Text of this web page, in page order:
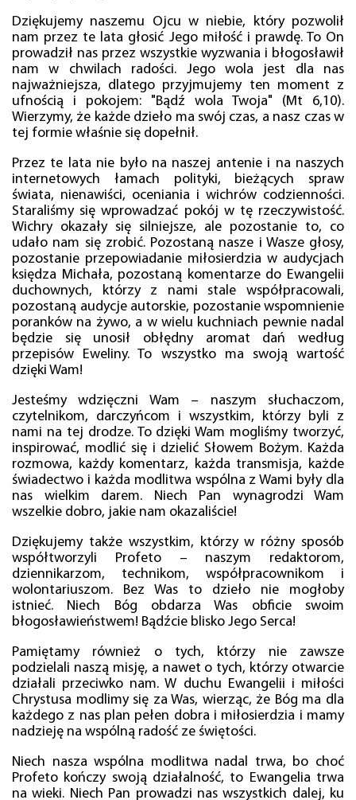
Dziękujemy naszemu Ojcu w niebie, który pozwolił
nam przez te lata głosić Jego miłość i prawdę. To On
prowadził nas przez wszystkie wyzwania i błogosławił
nam w chwilach radości. Jego wola jest dla nas
najważniejsza, dlatego przyjmujemy ten moment z
ufnością i pokojem: "Bądź wola Twoja" (Mt 6,10).
Wierzymy, że każde dzieło ma swój czas, a nasz czas w
tej formie właśnie się dopełnił.
Przez te lata nie było na naszej antenie i na naszych
internetowych łamach polityki, bieżących spraw
świata, nienawiści, oceniania i wichrów codzienności.
Staraliśmy się wprowadzać pokój w tę rzeczywistość.
Wichry okazały się silniejsze, ale pozostanie to, co
udało nam się zrobić. Pozostaną nasze i Wasze głosy,
pozostanie przepowiadanie miłosierdzia w audycjach
księdza Michała, pozostaną komentarze do Ewangelii
duchownych, którzy z nami stale współpracowali,
pozostaną audycje autorskie, pozostanie wspomnienie
poranków na żywo, a w wielu kuchniach pewnie nadal
będzie się unosił obłędny aromat dań według
przepisów Eweliny. To wszystko ma swoją wartość
dzięki Wam!
Jesteśmy wdzięczni Wam – naszym słuchaczom,
czytelnikom, darczyńcom i wszystkim, którzy byli z
nami na tej drodze. To dzięki Wam mogliśmy tworzyć,
inspirować, modlić się i dzielić Słowem Bożym. Każda
rozmowa, każdy komentarz, każda transmisja, każde
świadectwo i każda modlitwa wspólna z Wami były dla
nas wielkim darem. Niech Pan wynagrodzi Wam
wszelkie dobro, jakie nam okazaliście!
Dziękujemy także wszystkim, którzy w różny sposób
współtworzyli Profeto – naszym redaktorom,
dziennikarzom, technikom, współpracownikom i
wolontariuszom. Bez Was to dzieło nie mogłoby
istnieć. Niech Bóg obdarza Was obficie swoim
błogosławieństwem! Bądźcie blisko Jego Serca!
Pamiętamy również o tych, którzy nie zawsze
podzielali naszą misję, a nawet o tych, którzy otwarcie
działali przeciwko nam. W duchu Ewangelii i miłości
Chrystusa modlimy się za Was, wierząc, że Bóg ma dla
każdego z nas plan pełen dobra i miłosierdzia i mamy
nadzieję na wspólną radość ze świętości.
Niech nasza wspólna modlitwa nadal trwa, bo choć
Profeto kończy swoją działalność, to Ewangelia trwa
na wieki. Niech Pan prowadzi nas wszystkich dalej, ku